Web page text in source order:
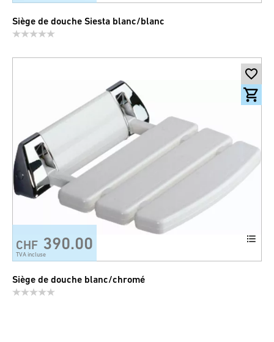
Siège de douche Siesta blanc/blanc
CHF 390.00
TVA incluse
Siège de douche blanc/chromé